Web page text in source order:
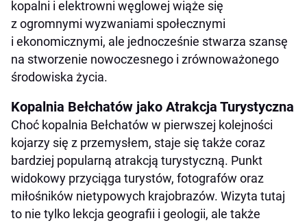
kopalni i elektrowni węglowej wiąże się
z ogromnymi wyzwaniami społecznymi
i ekonomicznymi, ale jednocześnie stwarza szansę
na stworzenie nowoczesnego i zrównoważonego
środowiska życia.
Kopalnia Bełchatów jako Atrakcja Turystyczna
Choć kopalnia Bełchatów w pierwszej kolejności
kojarzy się z przemysłem, staje się także coraz
bardziej popularną atrakcją turystyczną. Punkt
widokowy przyciąga turystów, fotografów oraz
miłośników nietypowych krajobrazów. Wizyta tutaj
to nie tylko lekcja geografii i geologii, ale także